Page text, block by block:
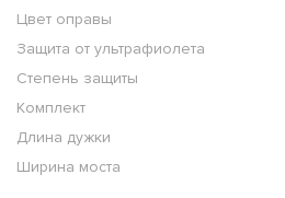
Цвет оправы
Защита от ультрафиолета
Степень защиты
Комплект
Длина дужки
Ширина моста